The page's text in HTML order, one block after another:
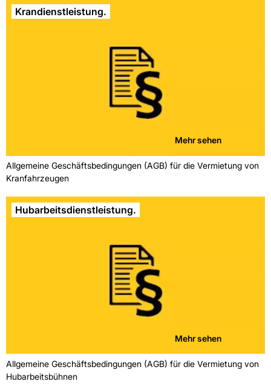
Krandienstleistung.
Mehr sehen
Allgemeine Geschäftsbedingungen (AGB) für die Vermietung von
Kranfahrzeugen
Hubarbeitsdienstleistung.
Mehr sehen
Allgemeine Geschäftsbedingungen (AGB) für die Vermietung von
Hubarbeitsbühnen